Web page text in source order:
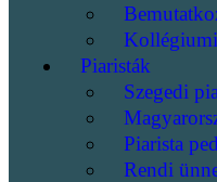
Piaristák
Szegedi
Piarista
Rendi